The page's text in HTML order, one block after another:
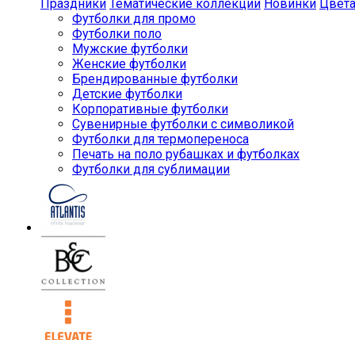
Праздники Тематические коллекции Новинки Цвета
Футболки для промо
Футболки поло
Мужские футболки
Женские футболки
Брендированные футболки
Детские футболки
Корпоративные футболки
Сувенирные футболки с символикой
Футболки для термопереноса
Печать на поло рубашках и футболках
Футболки для сублимации